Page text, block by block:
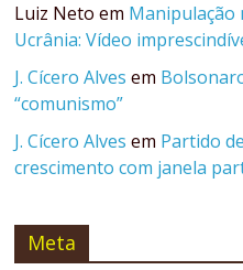
Luiz Neto em Manipulação
Ucrânia: Vídeo
J. Cícero Alves em
“comunismo”
J. Cícero Alves em Partido
crescimento com janela
Meta